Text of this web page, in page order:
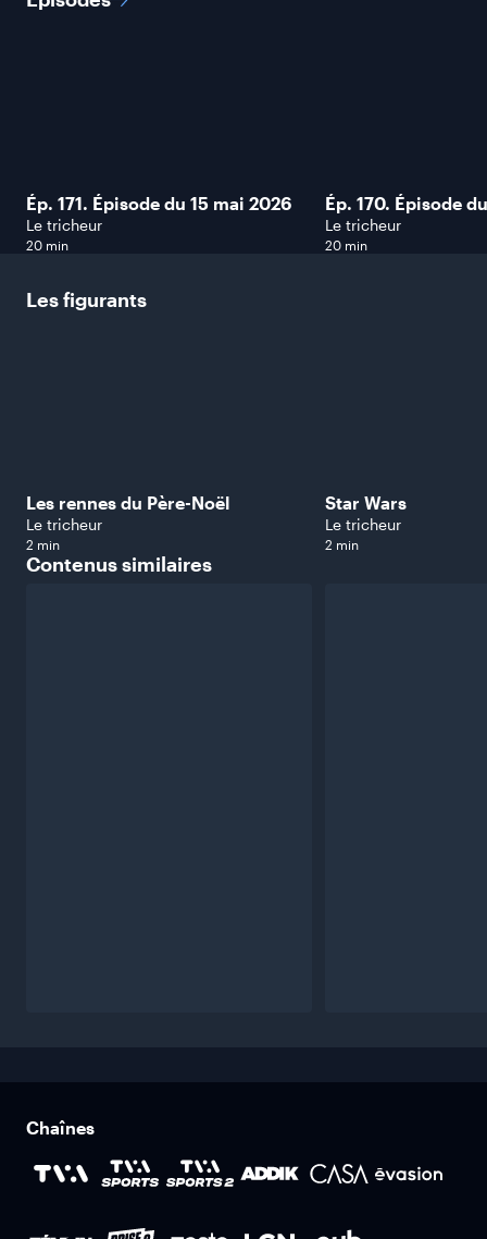
Ép. 171. Épisode du 15 mai 2026
Le tricheur
20 min
Ép. 170. Épisode
Le tricheur
20 min
Lesfigurants
Les rennes du Père-Noël
Le tricheur
2 min
Star Wars
Le tricheur
2 min
Contenussimilaires
Chaînes